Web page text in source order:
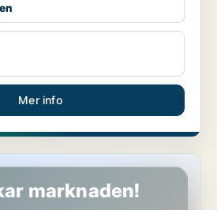
Mer info
marknaden!